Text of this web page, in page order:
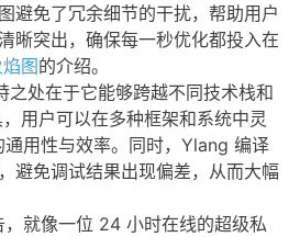
避免了冗余细节的干扰，帮助用户
晰突出，确保每一秒优化都投入在
图的介绍。
处在于它能够跨越不同技术栈和
用户可以在多种框架和系统中灵
用性与效率。同时，Ylang 编译
避免调试结果出现偏差，从而大幅
就像一位 24 小时在线的超级私